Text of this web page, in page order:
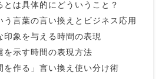
とは具体的にどういうこと？
う言葉の言い換えとビジネス応用
印象を与える時間の表現
を示す時間の表現方法
を作る」言い換え使い分け術